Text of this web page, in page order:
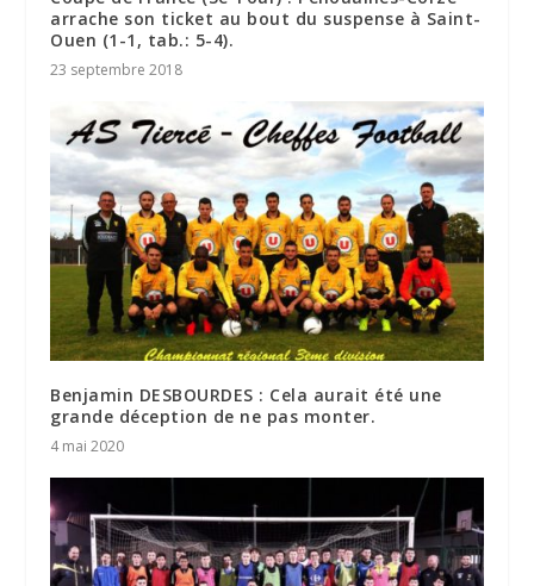
arrache son ticket au bout du suspense à Saint-
Ouen (1-1, tab.: 5-4).
23 septembre 2018
Benjamin DESBOURDES : Cela aurait été une
grande déception de ne pas monter.
4 mai 2020